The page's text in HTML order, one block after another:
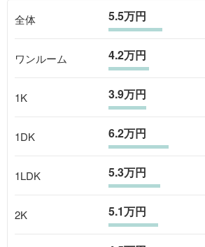
全体 5.5万円
ワンルーム 4.2万円
1K 3.9万円
1DK 6.2万円
1LDK 5.3万円
2K 5.1万円